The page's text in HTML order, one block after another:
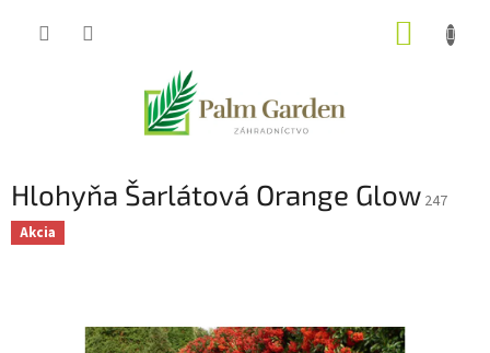
Hlohyňa Šarlátová Orange Glow 247
Akcia